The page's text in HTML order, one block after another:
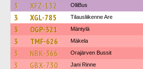
3 XFZ-132 OlliBus
3 XGL-785 Tilausliikenne Are
3 OGP-321 Mäntylä
3 TMF-626 Mäkela
3 NBK-366 Orajärven Bussit
3 GBX-730 Jani Rinne